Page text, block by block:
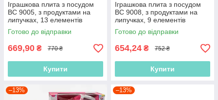
Іграшкова плита з посудом
BC 9005, з продуктами на
липучках, 13 елементів
Готово до відправки
669,90 ₴ 770 ₴
Купити
Іграшкова плита з посудом
BC 9008, з продуктами на
липучках, 9 елементів
Готово до відправки
654,24 ₴ 752 ₴
Купити
–13% –13%